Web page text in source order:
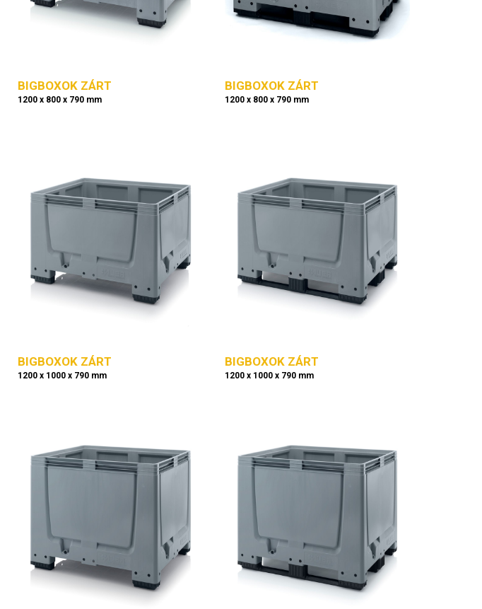
BIGBOXOK ZÁRT
1200 x 800 x 790 mm
BIGBOXOK ZÁRT
1200 x 800 x 790 mm
BIGBOXOK ZÁRT
1200 x 1000 x 790 mm
BIGBOXOK ZÁRT
1200 x 1000 x 790 mm